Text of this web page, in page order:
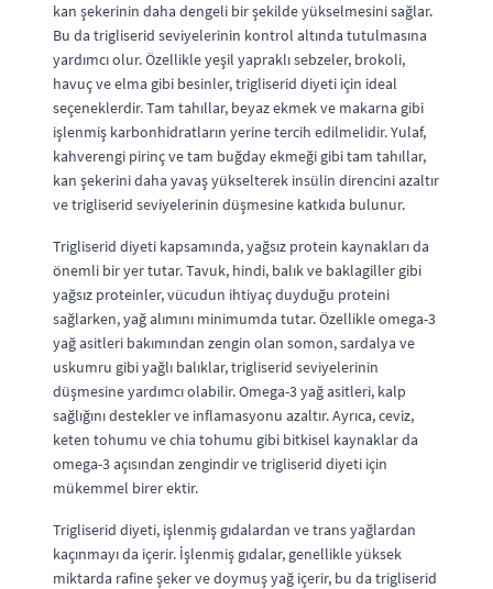
kan şekerinin daha dengeli bir şekilde yükselmesini sağlar.
Bu da trigliserid seviyelerinin kontrol altında tutulmasına
yardımcı olur. Özellikle yeşil yapraklı sebzeler, brokoli,
havuç ve elma gibi besinler, trigliserid diyeti için ideal
seçeneklerdir. Tam tahıllar, beyaz ekmek ve makarna gibi
işlenmiş karbonhidratların yerine tercih edilmelidir. Yulaf,
kahverengi pirinç ve tam buğday ekmeği gibi tam tahıllar,
kan şekerini daha yavaş yükselterek insülin direncini azaltır
ve trigliserid seviyelerinin düşmesine katkıda bulunur.
Trigliserid diyeti kapsamında, yağsız protein kaynakları da
önemli bir yer tutar. Tavuk, hindi, balık ve baklagiller gibi
yağsız proteinler, vücudun ihtiyaç duyduğu proteini
sağlarken, yağ alımını minimumda tutar. Özellikle omega-3
yağ asitleri bakımından zengin olan somon, sardalya ve
uskumru gibi yağlı balıklar, trigliserid seviyelerinin
düşmesine yardımcı olabilir. Omega-3 yağ asitleri, kalp
sağlığını destekler ve inflamasyonu azaltır. Ayrıca, ceviz,
keten tohumu ve chia tohumu gibi bitkisel kaynaklar da
omega-3 açısından zengindir ve trigliserid diyeti için
mükemmel birer ektir.
Trigliserid diyeti, işlenmiş gıdalardan ve trans yağlardan
kaçınmayı da içerir. İşlenmiş gıdalar, genellikle yüksek
miktarda rafine şeker ve doymuş yağ içerir, bu da trigliserid